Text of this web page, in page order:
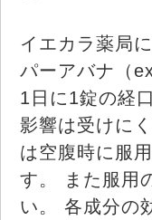
イエカラ薬局
パーアバナ（
1日に1錠の経
影響は受けに
は空腹時に服
す。 また服用
い。 各成分の